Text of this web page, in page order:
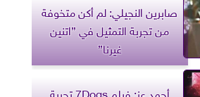
صابرين النجيلي: لم أكن متخوفة
من تجربة التمثيل في ”اتنين
غيرنا”
أحمد عز: فيلم 7Dogs تجربة